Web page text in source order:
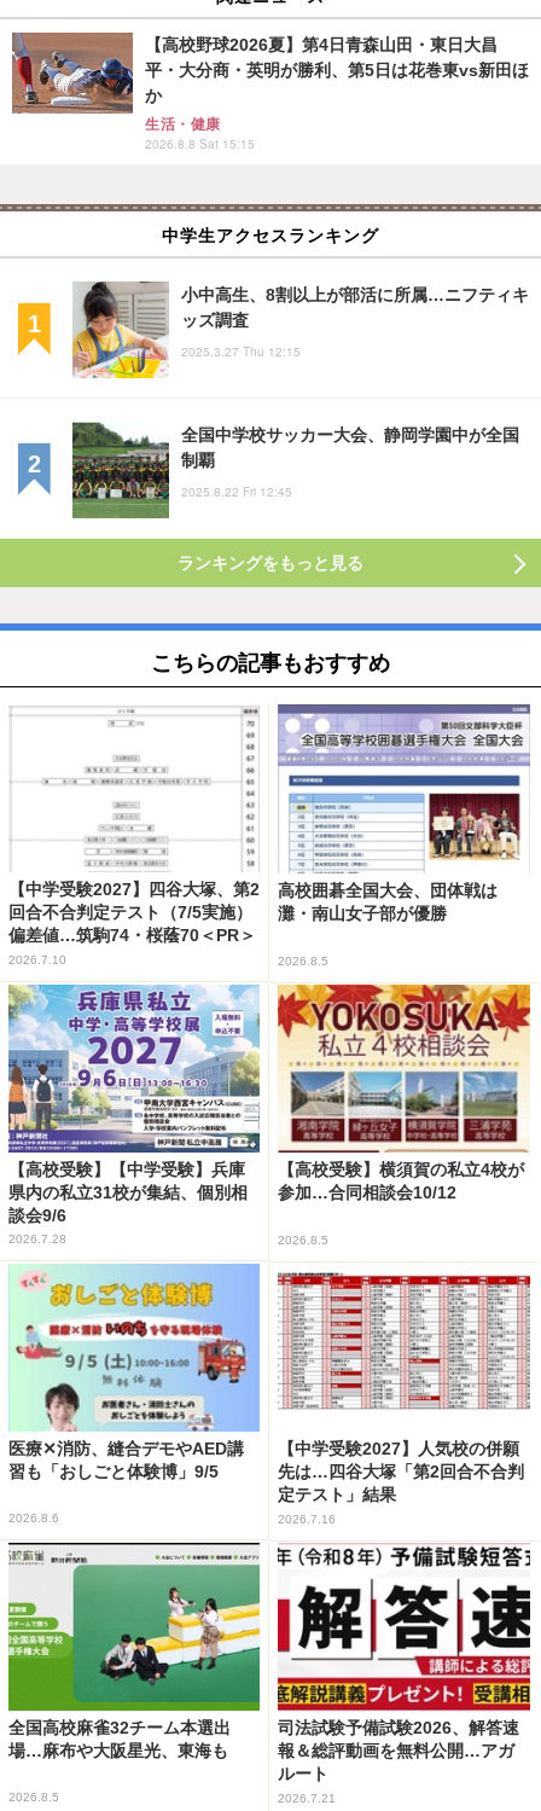
【高校野球2026夏】第4日青森山田・東日大昌
平・大分商・英明が勝利、第5日は花巻東vs新田ほ
か
生活・健康
2026.8.8 Sat 15:15
中学生アクセスランキング
小中高生、8割以上が部活に所属…ニフティキ
ッズ調査
2025.3.27 Thu 12:15
全国中学校サッカー大会、静岡学園中が全国
制覇
2025.8.22 Fri 12:45
ランキングをもっと見る
こちらの記事もおすすめ
【中学受験2027】四谷大塚、第2
回合不合判定テスト（7/5実施）
偏差値…筑駒74・桜蔭70＜PR＞
2026.7.10
高校囲碁全国大会、団体戦は
灘・南山女子部が優勝
2026.8.5
【高校受験】【中学受験】兵庫
県内の私立31校が集結、個別相
談会9/6
2026.7.28
【高校受験】横須賀の私立4校が
参加…合同相談会10/12
2026.8.5
医療✕消防、縫合デモやAED講
習も「おしごと体験博」9/5
2026.8.6
【中学受験2027】人気校の併願
先は…四谷大塚「第2回合不合判
定テスト」結果
2026.7.16
全国高校麻雀32チーム本選出
場…麻布や大阪星光、東海も
2026.8.5
司法試験予備試験2026、解答速
報＆総評動画を無料公開…アガ
ルート
2026.7.21